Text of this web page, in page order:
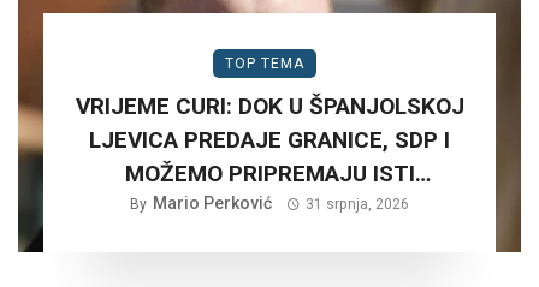
TOP TEMA
VRIJEME CURI: DOK U ŠPANJOLSKOJ
LJEVICA PREDAJE GRANICE, SDP I
MOŽEMO PRIPREMAJU ISTI
SCENARIJ ZA HRVATSKU….
By Mario Perković 31 srpnja, 2026